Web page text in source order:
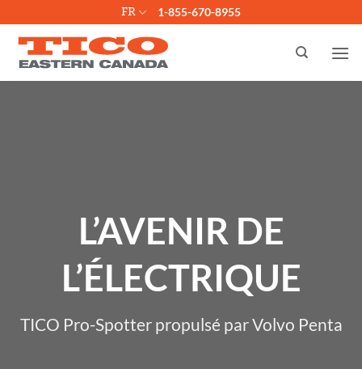
au
contenu
FR 1-855-670-8955
L’AVENIR DE
L’ÉLECTRIQUE
TICO Pro-Spotter propulsé par Volvo Penta